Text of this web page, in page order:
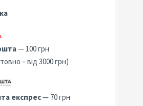
— 100 грн
– від 3000 грн)
експрес— 70 грн